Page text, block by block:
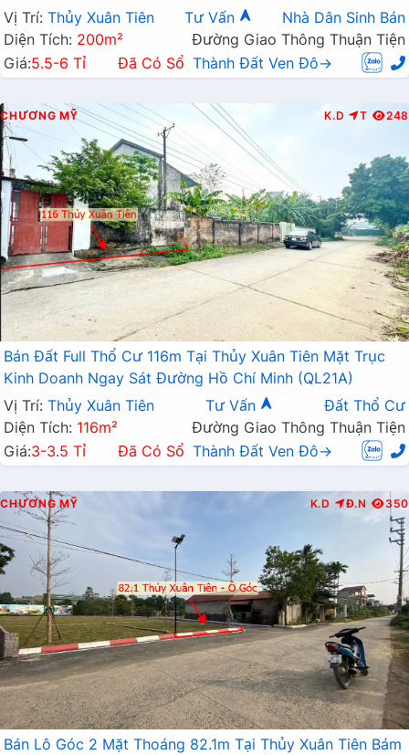
Vị Trí: Thủy Xuân Tiên Tư Vấn
Nhà Dân Sinh Bán
Diện Tích: 200m²
Đường Giao Thông Thuận Tiện
Giá:5.5-6 Tỉ Đã Có Sổ Thành Đất Ven Đô→
CHƯƠNG MỸ K.D T 248
Bán Đất Full Thổ Cư 116m Tại Thủy Xuân Tiên Mặt Trục
Kinh Doanh Ngay Sát Đường Hồ Chí Minh (QL21A)
Vị Trí: Thủy Xuân Tiên Tư Vấn
Đất Thổ Cư
Diện Tích: 116m²
Đường Giao Thông Thuận Tiện
Giá:3-3.5 Tỉ Đã Có Sổ Thành Đất Ven Đô→
CHƯƠNG MỸ K.D Đ.N 350
Bán Lô Góc 2 Mặt Thoáng 82.1m Tại Thủy Xuân Tiên Bám